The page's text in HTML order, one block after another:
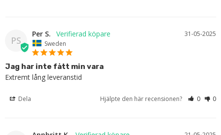
PS
31-05-2025
Per S.
Sweden
Jag har inte fått min vara
Extremt lång leveranstid
Dela Hjälpte den här recensionen? 0 0